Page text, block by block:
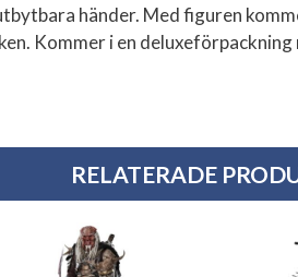
händer. Med figuren
Kommer i en
RELATERADE